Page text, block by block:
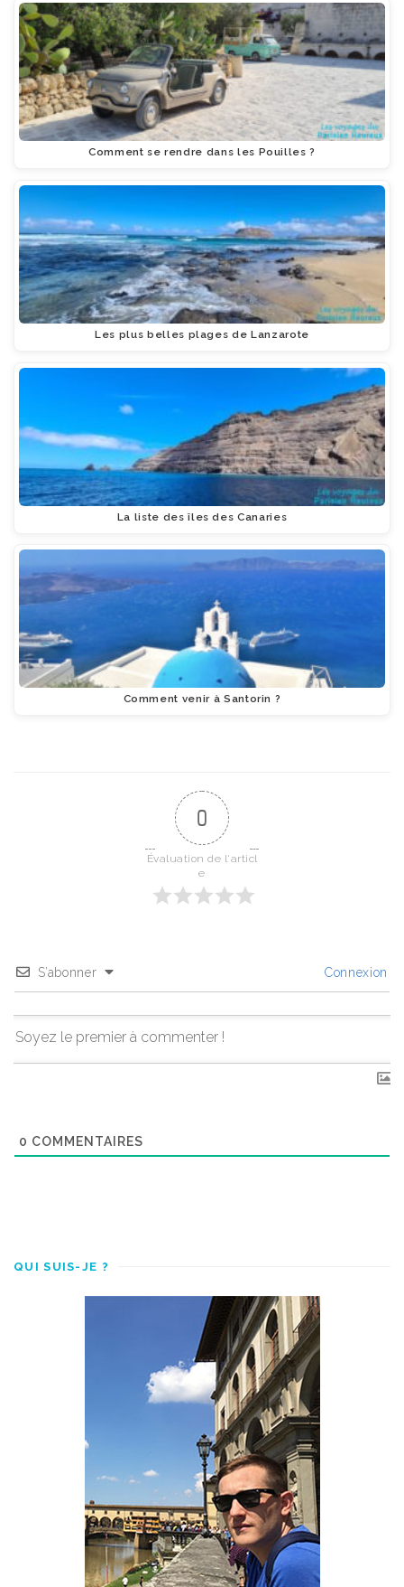
Comment se rendre dans les Pouilles ?
Les plus belles plages de Lanzarote
La liste des îles des Canaries
Comment venir à Santorin ?
0
Évaluation de l'articl
e
S’abonner Connexion
0 COMMENTAIRES
QUI SUIS-JE ?